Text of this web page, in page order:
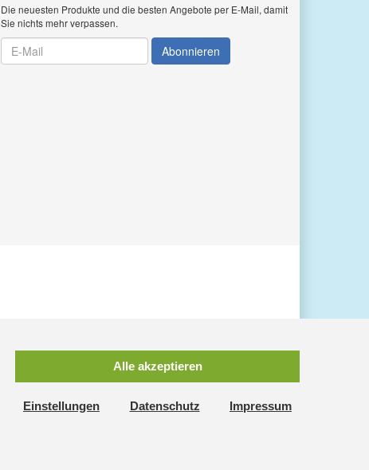
Die neuesten Produkte und die besten Angebote per E-Mail, damit
Sie nichts mehr verpassen.
Newsletter Abonnieren
Alle akzeptieren
Einstellungen Datenschutz Impressum